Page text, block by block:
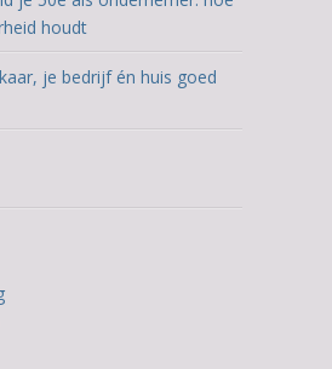
houdt
je bedrijf én huis goed